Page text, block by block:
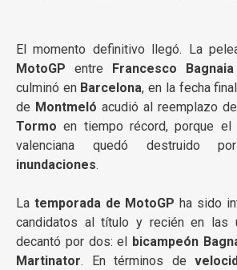
El momento definitivo llegó. La
MotoGP entre Francesco Bagnaia
culminó en Barcelona, en la fecha
de Montmeló acudió al reemplazo del
Tormo en tiempo récord, porque
valenciana quedó destruido
inundaciones.
La temporada de MotoGP ha sido
candidatos al título y recién en las
decantó por dos: el
bicampeón
Martinator. En términos de